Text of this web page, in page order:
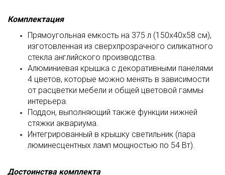
Комплектация
Прямоугольная емкость на 375 л (150х40х58 см),
изготовленная из сверхпрозрачного силикатного
стекла английского производства.
Алюминиевая крышка с декоративными панелями
4 цветов, которые можно менять в зависимости
от расцветки мебели и общей цветовой гаммы
интерьера.
Поддон, выполняющий также функции нижней
стяжки аквариума.
Интегрированный в крышку светильник (пара
люминесцентных ламп мощностью по 54 Вт).
Достоинства комплекта